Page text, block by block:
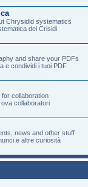
Chrysidid systematics
dei Crisidi
and share your PDFs
e condividi i tuoi PDF
collaboration
collaboratori
news and other stuff
e altre curiosità